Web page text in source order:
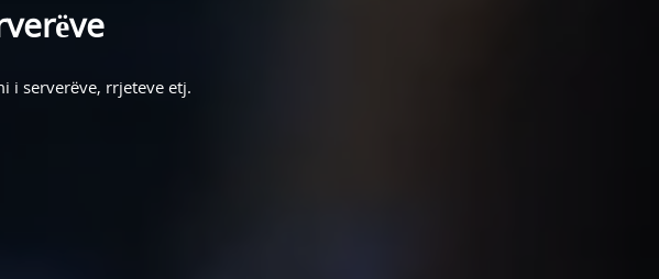
i serverëve, rrjeteve etj.